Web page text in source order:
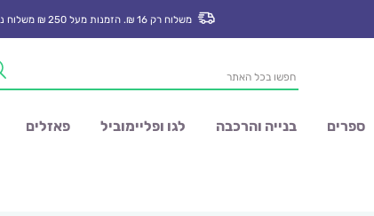
משלוח רק 16 ₪. הזמנות מעל 250 ₪ משלוח נק’ איסוף חינם
Products
search
ספרים בנייה והרכבה לגו ופליימוביל פאזלים